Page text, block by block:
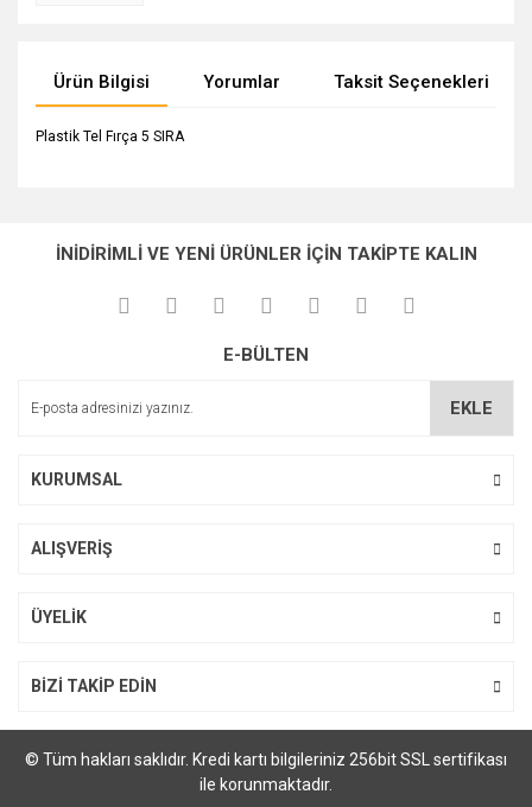
Ürün Bilgisi Yorumlar Taksit Seçenekleri
Plastik Tel Fırça 5 SIRA
Yorum Yaz
kullanarak tarafımıza iletebilirsiniz.
Görüş ve önerileriniz için teşekkür ederiz.
Ürün açıklamasında eksik bilgiler bulunuyor.
İNİDİRİMLİ VE YENİ ÜRÜNLER İÇİN TAKİPTE KALIN
E-BÜLTEN
EKLE
KURUMSAL
ALIŞVERİŞ
ÜYELİK
BİZİ TAKİP EDİN
© Tüm hakları saklıdır. Kredi kartı bilgileriniz 256bit SSL sertifikası
ile korunmaktadır.